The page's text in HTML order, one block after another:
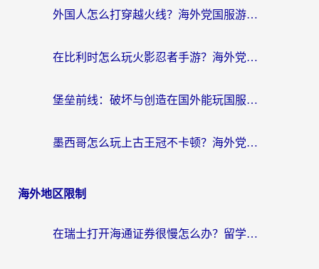
外国人怎么打穿越火线？海外党国服游戏加速器终极攻略（附3大热门游戏解决方案）
在比利时怎么玩火影忍者手游？海外党亲测有效的国服游戏加速指南
堡垒前线：破坏与创造在国外能玩国服吗？海外玩家国服畅玩终极指南
墨西哥怎么玩上古王冠不卡顿？海外党国服游戏加速器选择全攻略
海外地区限制
在瑞士打开海通证券很慢怎么办？留学生&海外华人的回国加速全攻略